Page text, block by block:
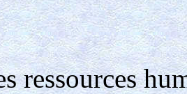
ressources